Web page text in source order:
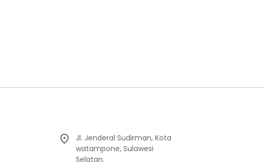
Jl. Jenderal Sudirman, Kota
watampone, Sulawesi
Selatan.